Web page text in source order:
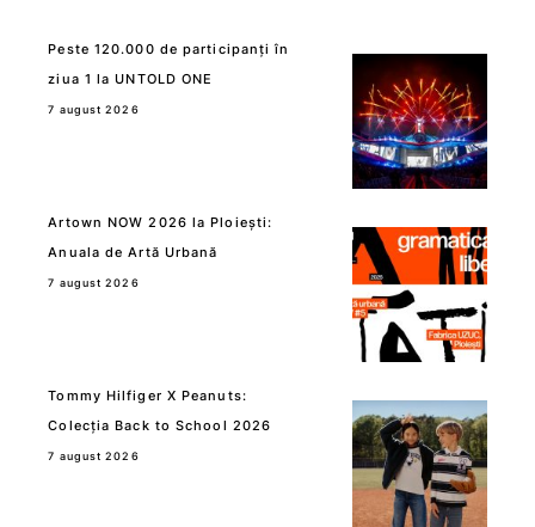
Peste 120.000 de participanți în
ziua 1 la UNTOLD ONE
7 august 2026
Artown NOW 2026 la Ploiești:
Anuala de Artă Urbană
7 august 2026
Tommy Hilfiger X Peanuts:
Colecția Back to School 2026
7 august 2026